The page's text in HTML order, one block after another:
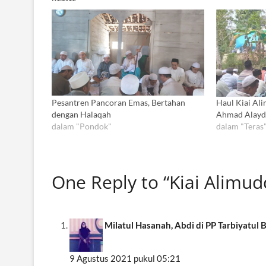
Pesantren Pancoran Emas, Bertahan
dengan Halaqah
dalam "Pondok"
Haul Kiai
Ahmad
dalam
One Reply to “Kiai
Milatul Hasanah, Abdi di PP Tarbiyatul
9 Agustus 2021 pukul 05:21